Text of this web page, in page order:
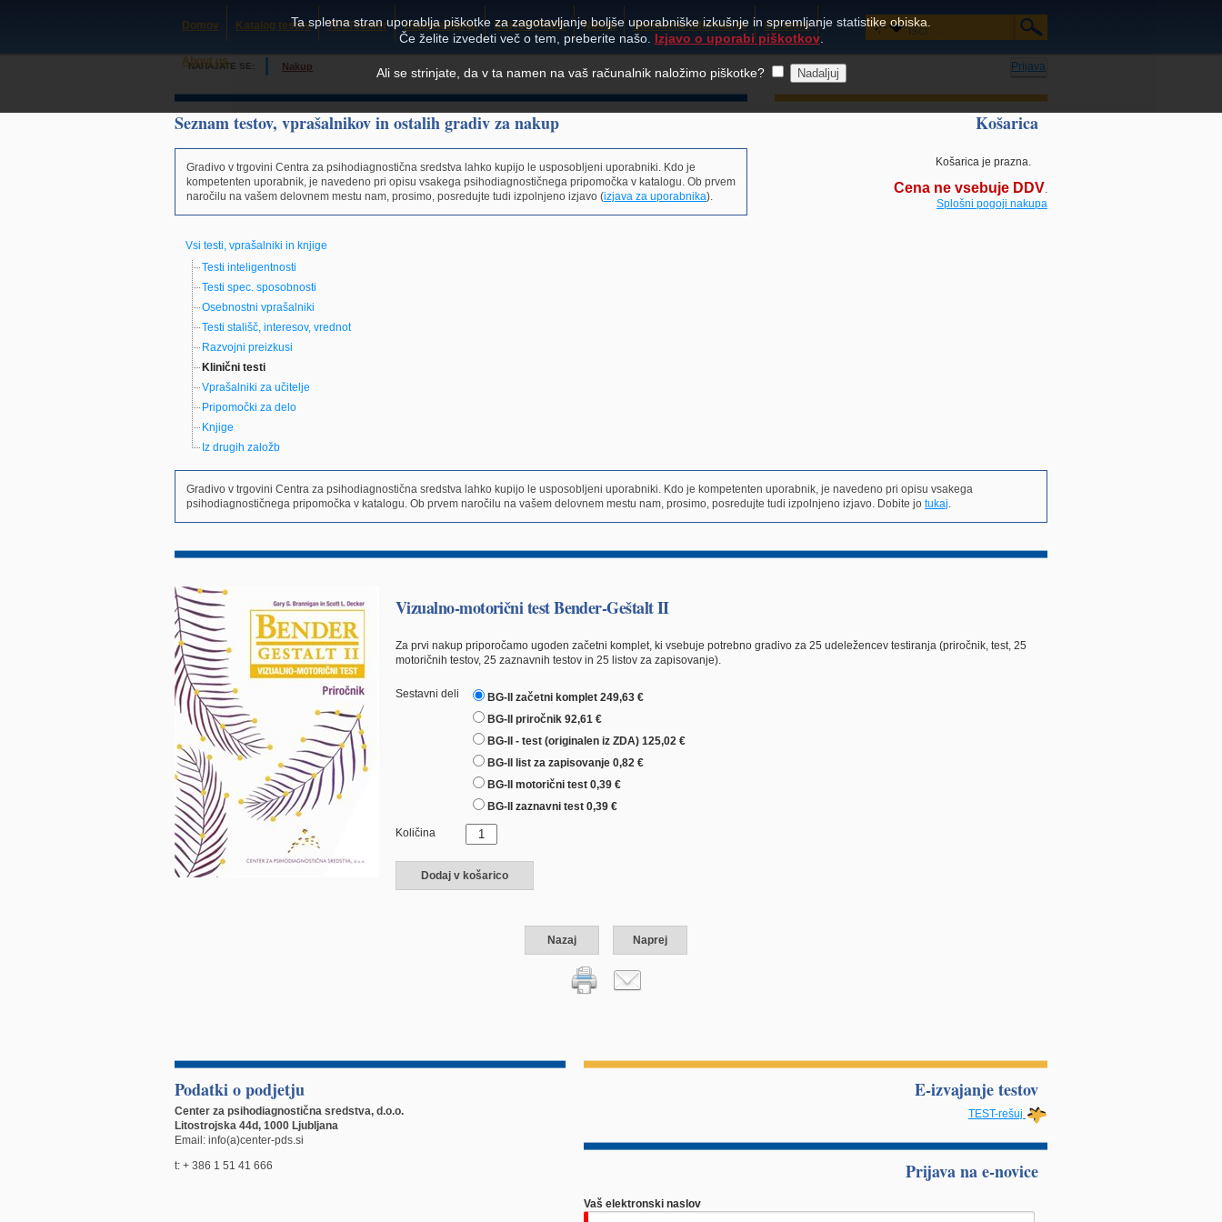
Domov Katalog testov TESTcenter Usposabljanja SCHUHFRIED Nakup Strokovne informacije O Centru
About us Prijava
NAHAJATE SE: Nakup
Seznam testov, vprašalnikov in ostalih gradiv za nakup
Gradivo v trgovini Centra za psihodiagnostična sredstva lahko kupijo le usposobljeni uporabniki. Kdo je
kompetenten uporabnik, je navedeno pri opisu vsakega psihodiagnostičnega pripomočka v katalogu. Ob prvem
naročilu na vašem delovnem mestu nam, prosimo, posredujte tudi izpolnjeno izjavo (izjava za uporabnika).
Vsi testi, vprašalniki in knjige
Testi inteligentnosti
Testi spec. sposobnosti
Osebnostni vprašalniki
Testi stališč, interesov, vrednot
Razvojni preizkusi
Klinični testi
Vprašalniki za učitelje
Pripomočki za delo
Knjige
Iz drugih založb
Košarica
Košarica je prazna.
Cena ne vsebuje DDV.
Splošni pogoji nakupa
Gradivo v trgovini Centra za psihodiagnostična sredstva lahko kupijo le usposobljeni uporabniki. Kdo je kompetenten uporabnik, je navedeno pri opisu vsakega
psihodiagnostičnega pripomočka v katalogu. Ob prvem naročilu na vašem delovnem mestu nam, prosimo, posredujte tudi izpolnjeno izjavo. Dobite jo tukaj.
Vizualno-motorični test Bender-Geštalt II
Za prvi nakup priporočamo ugoden začetni komplet, ki vsebuje potrebno gradivo za 25 udeležencev testiranja (priročnik, test, 25
motoričnih testov, 25 zaznavnih testov in 25 listov za zapisovanje).
Sestavni deli
BG-II začetni komplet 249,63 €
BG-II priročnik 92,61 €
BG-II - test (originalen iz ZDA) 125,02 €
BG-II list za zapisovanje 0,82 €
BG-II motorični test 0,39 €
BG-II zaznavni test 0,39 €
Količina
Dodaj v košarico
Nazaj Naprej
Podatki o podjetju
Center za psihodiagnostična sredstva, d.o.o.
Litostrojska 44d, 1000 Ljubljana
Email: info(a)center-pds.si
t: + 386 1 51 41 666
E-izvajanje testov
TEST-rešuj
Prijava na e-novice
Vaš elektronski naslov
Ta spletna stran uporablja piškotke za zagotavljanje boljše uporabniške izkušnje in spremljanje statistike obiska.
Če želite izvedeti več o tem, preberite našo. Izjavo o uporabi piškotkov.
Ali se strinjate, da v ta namen na vaš računalnik naložimo piškotke?